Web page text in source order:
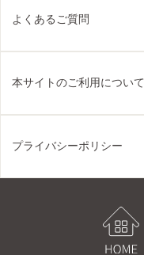
よくあるご質問
本サイトのご利用について
プライバシーポリシー